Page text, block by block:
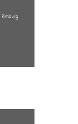
Rimburg